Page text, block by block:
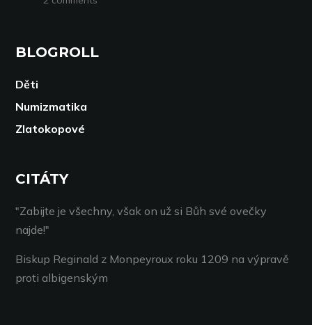
BLOGROLL
Děti
Numizmatika
Zlatokopové
CITÁTY
"Zabijte je všechny, však on už si Bůh své ovečky
najde!"
Biskup Reginald z Monpeyroux roku 1209 na výpravě
proti albigenským